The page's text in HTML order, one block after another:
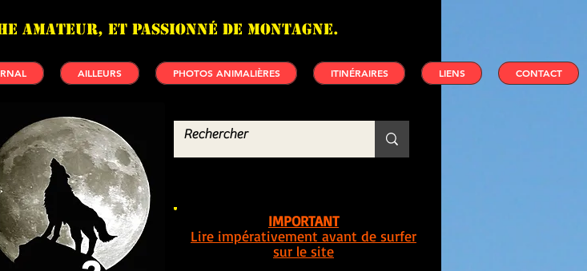
amateur, et passionné de montagne.
AILLEURS PHOTOS ANIMALIÈRES ITINÉRAIRES LIENS CONTACT
IMPORTANT
Lire impérativement avant de surfer
sur le site